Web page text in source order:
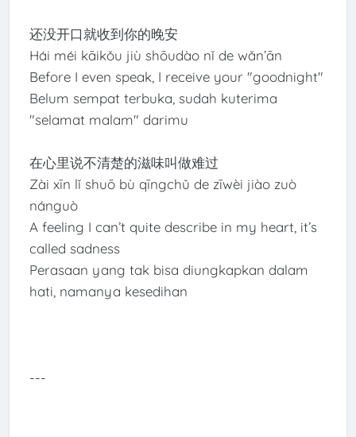
还没开口就收到你的晚安
Hái méi kāikǒu jiù shōudào nǐ de wǎn’ān
Before I even speak, I receive your "goodnight"
Belum sempat terbuka, sudah kuterima
"selamat malam" darimu
在心里说不清楚的滋味叫做难过
Zài xīn lǐ shuō bù qīngchǔ de zīwèi jiào zuò
nánguò
A feeling I can’t quite describe in my heart, it’s
called sadness
Perasaan yang tak bisa diungkapkan dalam
hati, namanya kesedihan
---